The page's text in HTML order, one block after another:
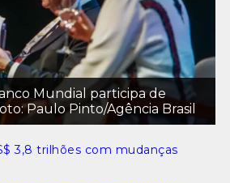
Mundial participa de
Paulo Pinto/Agência Brasil
3,8 trilhões com mudanças